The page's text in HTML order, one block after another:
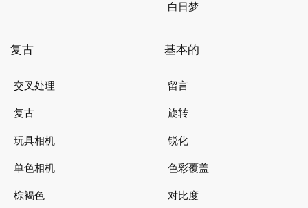
白日梦
复古
交叉处理
复古
玩具相机
单色相机
棕褐色
基本的
留言
旋转
锐化
色彩覆盖
对比度